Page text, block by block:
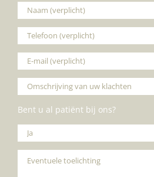
Bent u al patiënt bij ons?